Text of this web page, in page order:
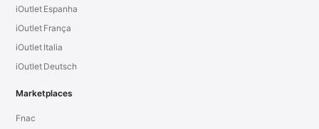
iOutlet Espanha
iOutlet França
iOutlet Italia
iOutlet Deutsch
Marketplaces
Fnac